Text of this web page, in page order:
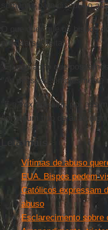
semanas para discutir o
O que quer que os bispos
precisa ser feita".
"Eu não acho que
"As pessoas simplesmente
"É a vox fidelium, por
por algum tipo de ação
Leia mais
Vítimas de abuso
EUA. Bispos pedem
Católicos expressam
abuso
Esclarecimento sobre